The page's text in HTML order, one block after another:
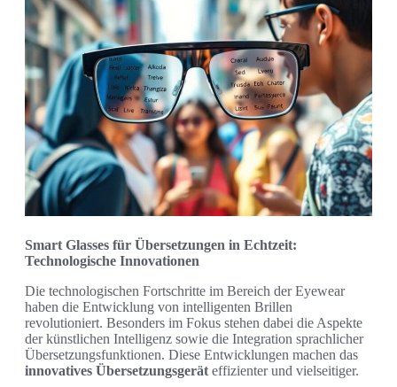
Smart Glasses für Übersetzungen in Echtzeit:
Technologische Innovationen
Die technologischen Fortschritte im Bereich der Eyewear
haben die Entwicklung von intelligenten Brillen
revolutioniert. Besonders im Fokus stehen dabei die Aspekte
der künstlichen Intelligenz sowie die Integration sprachlicher
Übersetzungsfunktionen. Diese Entwicklungen machen das
innovatives Übersetzungsgerät effizienter und vielseitiger.